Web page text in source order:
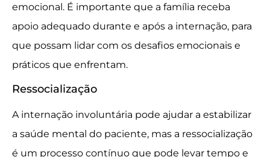
emocional. É importante que a família receba
apoio adequado durante e após a internação, para
que possam lidar com os desafios emocionais e
práticos que enfrentam.
Ressocialização
A internação involuntária pode ajudar a estabilizar
a saúde mental do paciente, mas a ressocialização
é um processo contínuo que pode levar tempo e